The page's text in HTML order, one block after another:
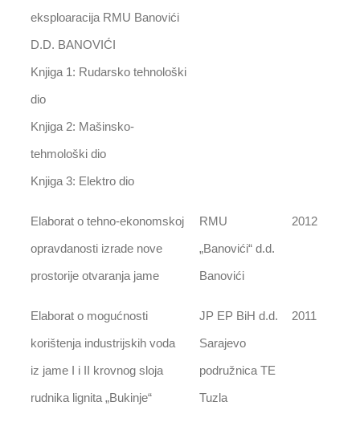
eksploaracija RMU Banovići
D.D. BANOVIĆI
Knjiga 1: Rudarsko tehnološki
dio
Knjiga 2: Mašinsko-
tehmološki dio
Knjiga 3: Elektro dio
Elaborat o tehno-ekonomskoj
opravdanosti izrade nove
prostorije otvaranja jame
RMU
„Banovići“ d.d.
Banovići
2012
Elaborat o mogućnosti
korištenja industrijskih voda
iz jame I i II krovnog sloja
rudnika lignita „Bukinje“
JP EP BiH d.d.
Sarajevo
podružnica TE
Tuzla
2011